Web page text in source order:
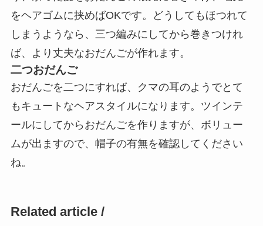
をヘアゴムに挟めばOKです。どうしてもほつれて
しまうようなら、三つ編みにしてから巻きつけれ
ば、より丈夫なおだんごが作れます。
二つおだんご
おだんごを二つにすれば、クマの耳のようでとて
もキュートなヘアスタイルになります。ツインテ
ールにしてからおだんごを作りますが、ボリュー
ムが出ますので、帽子の有無を確認してください
ね。
Related article /